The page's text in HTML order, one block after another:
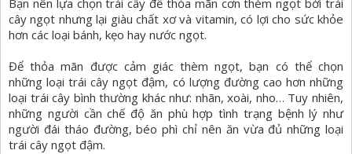
Bạn nên lựa chọn trái cây để thỏa mãn cơn thèm ngọt bởi trái
cây ngọt nhưng lại giàu chất xơ và vitamin, có lợi cho sức khỏe
hơn các loại bánh, kẹo hay nước ngọt.
Để thỏa mãn được cảm giác thèm ngọt, bạn có thể chọn
những loại trái cây ngọt đậm, có lượng đường cao hơn những
loại trái cây bình thường khác như: nhãn, xoài, nho… Tuy nhiên,
những người cần chế độ ăn phù hợp tình trạng bệnh lý như
người đái tháo đường, béo phì chỉ nên ăn vừa đủ những loại
trái cây ngọt đậm.